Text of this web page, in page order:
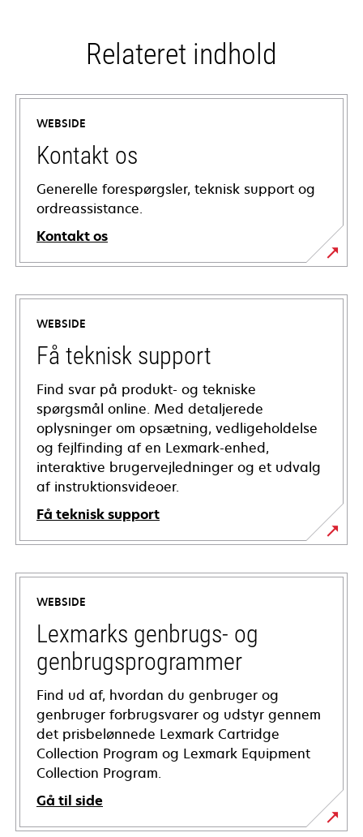
Relateret indhold
WEBSIDE
Kontakt os
Generelle forespørgsler, teknisk support og
ordreassistance.
Kontakt os
WEBSIDE
Få teknisk support
Find svar på produkt- og tekniske
spørgsmål online. Med detaljerede
oplysninger om opsætning, vedligeholdelse
og fejlfinding af en Lexmark-enhed,
interaktive brugervejledninger og et udvalg
af instruktionsvideoer.
Få teknisk support
opens
in
new
tab
WEBSIDE
Lexmarks genbrugs- og
genbrugsprogrammer
Find ud af, hvordan du genbruger og
genbruger forbrugsvarer og udstyr gennem
det prisbelønnede Lexmark Cartridge
Collection Program og Lexmark Equipment
Collection Program.
Gå til side